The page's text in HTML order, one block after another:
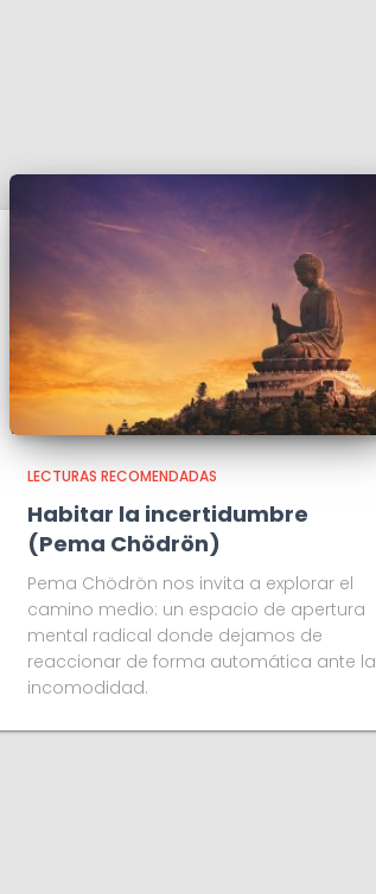
LECTURAS RECOMENDADAS
Habitar la incertidumbre
(Pema Chödrön)
Pema Chödrön nos invita a explorar el
camino medio: un espacio de apertura
mental radical donde dejamos de
reaccionar de forma automática ante la
incomodidad.